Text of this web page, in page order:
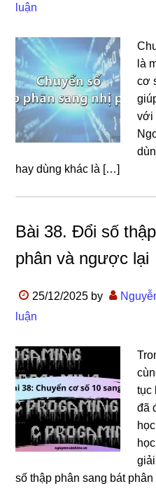
luận
là
cơ
với
hay dùng khác là […]
Bài 38. Đổi số
phân và ngược lại
25/12/2025 by
luận
tục
đã
số thập phân sang bát